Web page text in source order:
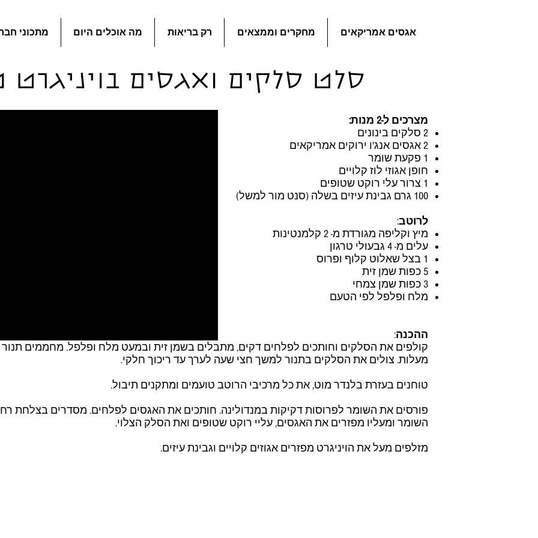
אגסים אמריקאים מחקרים וממצאים רק בריאות מה אוכלים היום מתכוני
סלט סלקים ואגסים בויניגרט
מצרכים ל-2 מנות:
2 סלקים בינונים
2 אגסים אנג'ו ירוקים אמריקאים
1 פקעת שומר
חופן אגוזי לוז קלויים
1 צרור עלי רוקט שטופים
100 גרם גבינת עיזים בשלה (סנט מור למשל)
לרוטב:
מיץ וקליפה מגורדת מ- 2 קלמנטינות
עלים מ- 4 גבעולי טרגון
1 בצל שאלוט קלוף ופרוס
5 כפות שמן זית
3 כפות שמן צמחי
מלח ופלפל לפי הטעם
ההכנה:
מעלות. צולים את הסלקים בתנור למשך חצי שעה לערך עד ריכוך חלקי.
טוחנים בעזרת בלנדר מוט, את כל מרכיבי הרוטב טועמים ומתקנים תיבול.
פורסים את השומר לפרוסות דקיקות במנדולינה. חותכים את האגסים לפלחים. מסדרים בצלחת
השומר ומעליו מפזרים את האגסים, עליי רוקט שטופים ואת הסלק הצלוי.
מזלפים מעל את הויניגרט מפזרים אגוזים קלויים וגבינת עיזים.